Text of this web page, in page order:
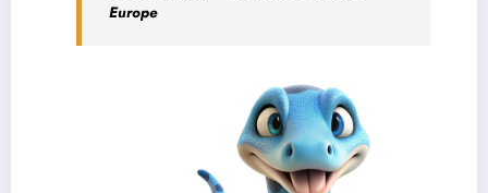
Europe